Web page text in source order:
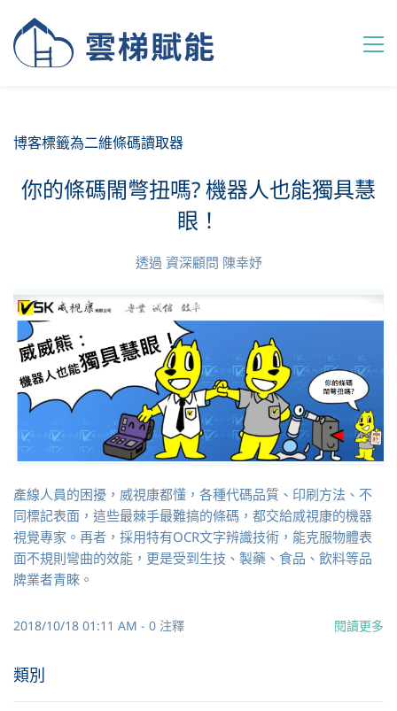
博客標籤為二維條碼讀取器
你的條碼閙彆扭嗎? 機器人也能獨具慧
眼！
透過 資深顧問 陳幸妤
產線人員的困擾，威視康都懂，各種代碼品質、印刷方法、不
同標記表面，這些最棘手最難搞的條碼，都交給烕視康的機器
視覺專家。再者，採用特有OCR文字辨識技術，能克服物體表
面不規則彎曲的效能，更是受到生技、製藥、食品、飲料等品
牌業者青睞。
2018/10/18 01:11 AM - 0 注釋 閱讀更多
類別